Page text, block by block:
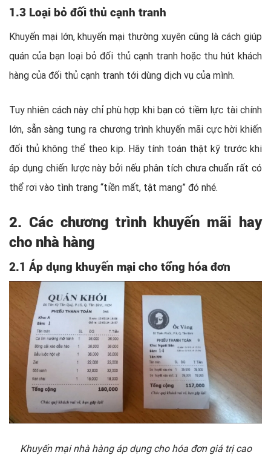
1.3 Loại bỏ đối thủ cạnh tranh
Khuyến mại lớn, khuyến mại thường xuyên cũng là cách giúp
quán của bạn loại bỏ đối thủ cạnh tranh hoặc thu hút khách
hàng của đối thủ cạnh tranh tới dùng dịch vụ của mình.
Tuy nhiên cách này chỉ phù hợp khi bạn có tiềm lực tài chính
lớn, sẵn sàng tung ra chương trình khuyến mãi cực hời khiến
đối thủ không thể theo kịp. Hãy tính toán thật kỹ trước khi
áp dụng chiến lược này bởi nếu phân tích chưa chuẩn rất có
thể rơi vào tình trạng “tiền mất, tật mang” đó nhé.
2. Các chương trình khuyến mãi hay
cho nhà hàng
2.1 Áp dụng khuyến mại cho tổng hóa đơn
Khuyến mại nhà hàng áp dụng cho hóa đơn giá trị cao